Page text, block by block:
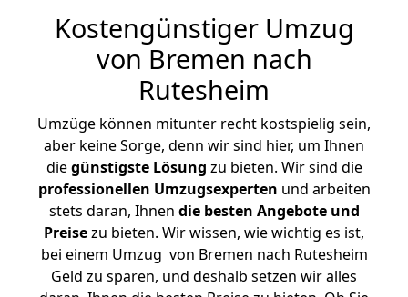
Kostengünstiger Umzug
von Bremen nach
Rutesheim
Umzüge können mitunter recht kostspielig sein,
aber keine Sorge, denn wir sind hier, um Ihnen
diegünstigste Lösung zu bieten. Wir sind die
professionellen Umzugsexperten und arbeiten
stets daran, Ihnen die besten Angebote und
Preisezu bieten. Wir wissen, wie wichtig es ist,
bei einem Umzug von Bremen nach Rutesheim
Geld zu sparen, und deshalb setzen wir alles